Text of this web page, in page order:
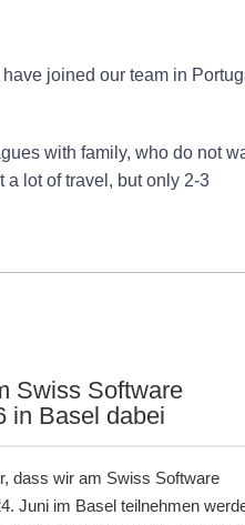
joined our team in
with family, who do not
lot of travel, but only 2-3
Swiss Software
in Basel dabei
dass wir am Swiss Software
Juni im Basel teilnehmen